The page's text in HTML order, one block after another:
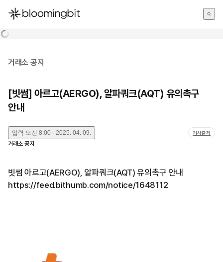
한국어
거래소 공지
[빗썸] 아르고(AERGO), 알파쿼크(AQT) 유의촉구
안내
입력 오전 8:00 · 2025. 04. 09. 기사출처
거래소 공지
빗썸 아르고(AERGO), 알파쿼크(AQT) 유의촉구 안내
https://feed.bithumb.com/notice/1648112